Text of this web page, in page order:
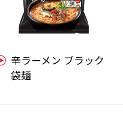
辛ラーメン ブラック
袋麺